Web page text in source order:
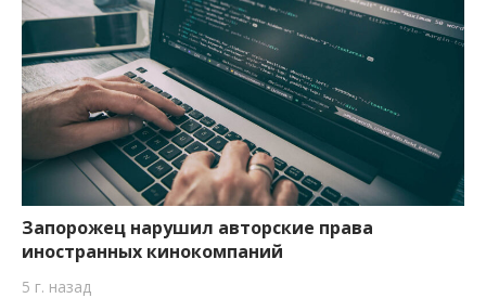
Запорожец нарушил авторские права
иностранных кинокомпаний
5 г. назад